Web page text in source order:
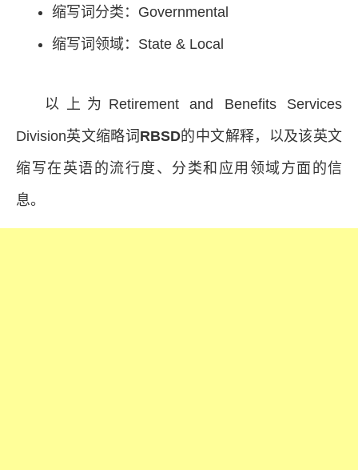
缩写词分类：Governmental
缩写词领域：State & Local
以上为Retirement and Benefits Services
Division英文缩略词 RBSD的中文解释，以及该英文
缩写在英语的流行度、分类和应用领域方面的信
息。